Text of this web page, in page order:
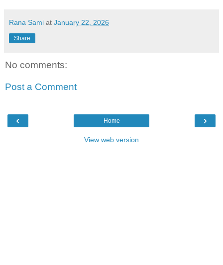
Rana Sami at January 22, 2026
Share
No comments:
Post a Comment
‹ ›
Home
View web version